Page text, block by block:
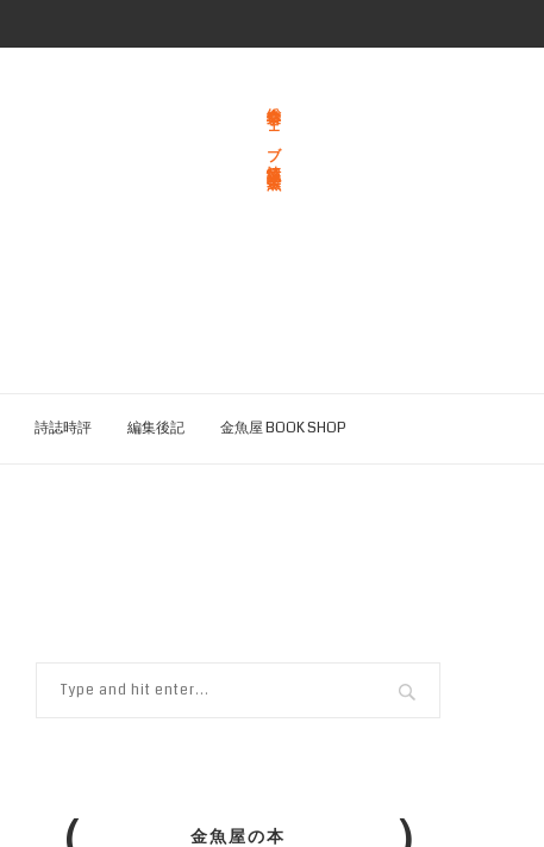
総合文学ウェブ情報誌 文学金魚
詩誌時評 編集後記 金魚屋 BOOK SHOP
金魚屋の本